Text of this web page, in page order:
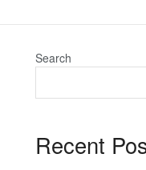
Search
Recent